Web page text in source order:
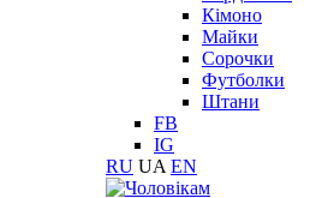
Кімоно
Майки
Сорочки
Футболки
Штани
FB
IG
RU UA EN